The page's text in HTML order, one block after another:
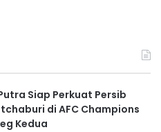
Siap Perkuat Persib
di AFC Champions
Kedua